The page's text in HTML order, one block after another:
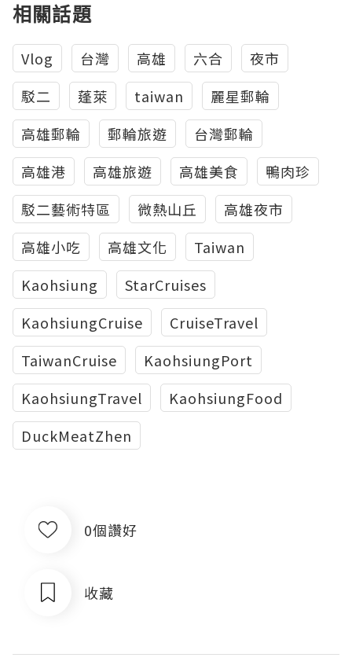
相關話題
Vlog 台灣 高雄 六合
夜市
駁二
蓬萊 taiwan
麗星郵輪
高雄郵輪
郵輪旅遊
台灣郵輪
高雄港
高雄旅遊 高雄美食
鴨肉珍
駁二藝術特區
微熱山丘
高雄夜市
高雄小吃
高雄文化
Taiwan
Kaohsiung
StarCruises
KaohsiungCruise
CruiseTravel
TaiwanCruise
KaohsiungPort
KaohsiungTravel
KaohsiungFood
DuckMeatZhen
0個讚好
收藏